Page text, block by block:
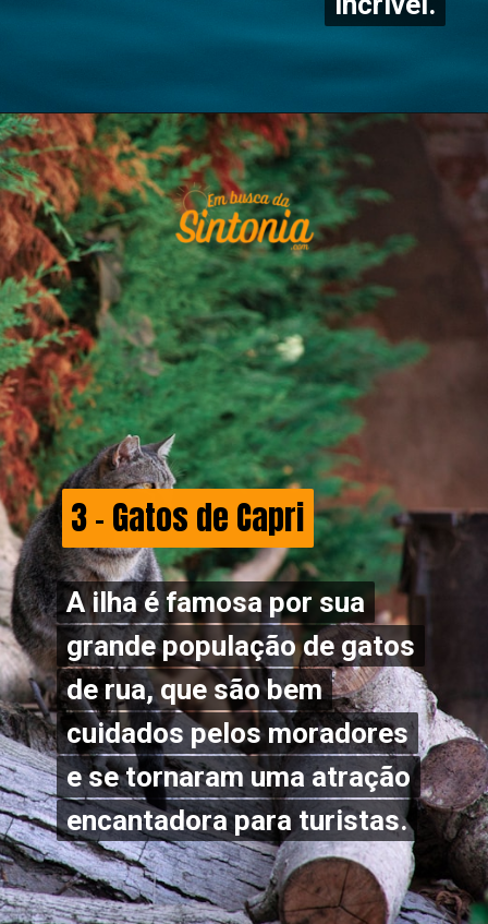
3 - Gatos de Capri
3 - Gatos de Capri
A ilha é famosa por sua
grande população de gatos
de rua, que são bem
cuidados pelos moradores
e se tornaram uma atração
encantadora para turistas.
A ilha é famosa por sua
grande população de gatos
de rua, que são bem
cuidados pelos moradores
e se tornaram uma atração
encantadora para turistas.